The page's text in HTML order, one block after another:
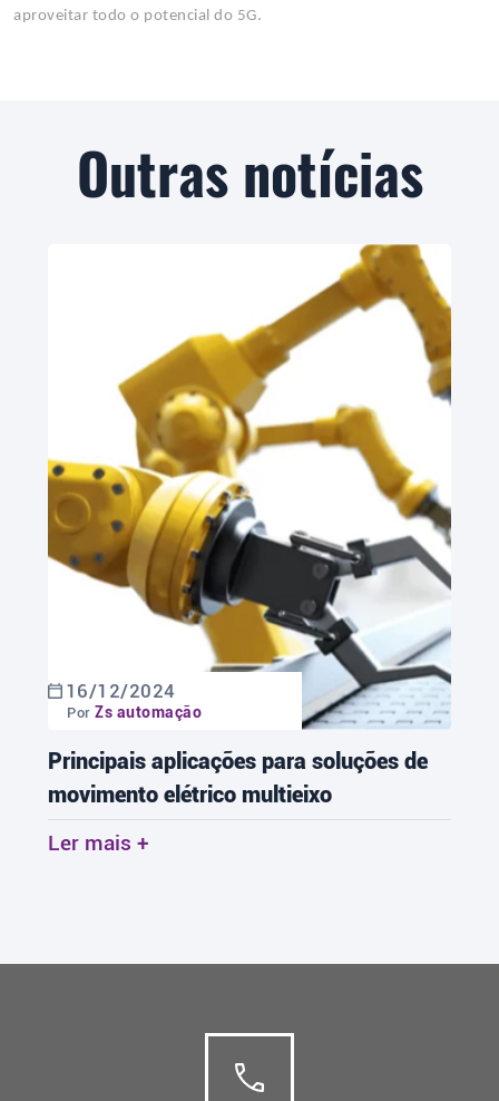
aproveitar todo o potencial do 5G.
Outras notícias
16/12/2024
Por Zs automação
Principais aplicações para soluções de
movimento elétrico multieixo
Ler mais +